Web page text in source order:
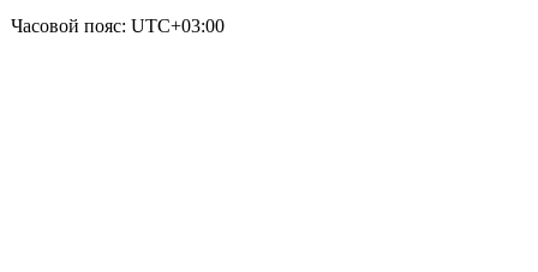
Часовой пояс: UTC+03:00